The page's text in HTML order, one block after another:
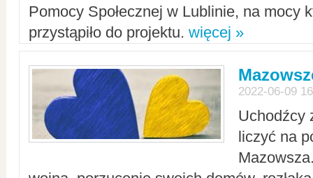
Pomocy Społecznej w Lublinie, na mocy
przystąpiło do projektu. więcej »
2022-06-09
Uchodźcy
liczyć na